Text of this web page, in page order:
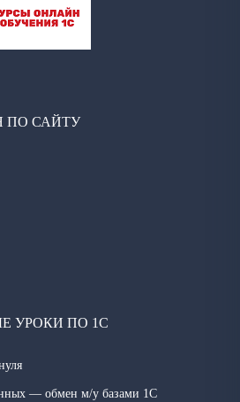
ПО САЙТУ
УРОКИ ПО 1С
— обмен м/у базами 1С